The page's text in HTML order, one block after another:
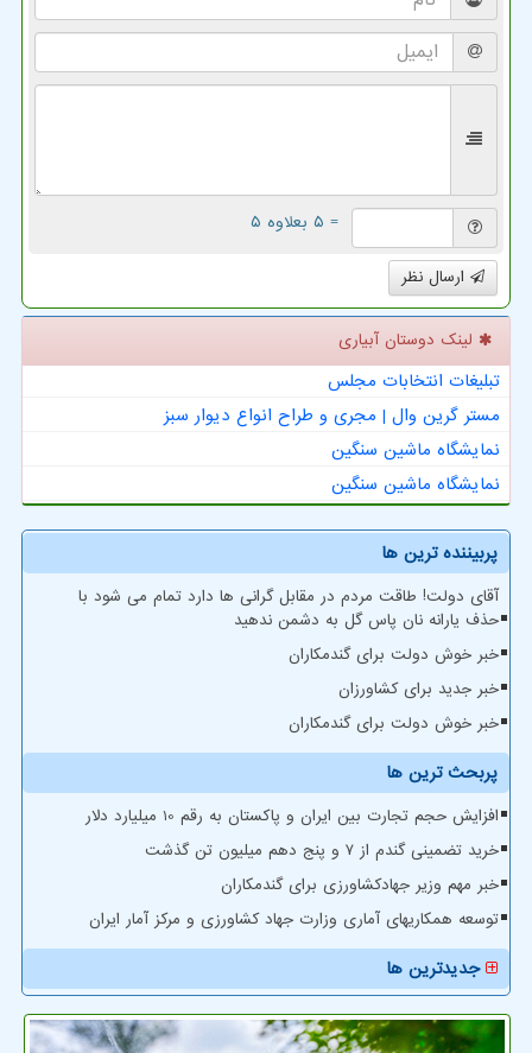
= ۵ بعلاوه ۵
ارسال نظر
لینک دوستان آبیاری
تبلیغات انتخابات مجلس
مستر گرین وال | مجری و طراح انواع دیوار سبز
نمایشگاه ماشین سنگین
نمایشگاه ماشین سنگین
پربیننده ترین ها
آقای دولت! طاقت مردم در مقابل گرانی ها دارد تمام می شود با
حذف یارانه نان پاس گل به دشمن ندهید
خبر خوش دولت برای گندمکاران
خبر جدید برای کشاورزان
خبر خوش دولت برای گندمکاران
پربحث ترین ها
افزایش حجم تجارت بین ایران و پاکستان به رقم 10 میلیارد دلار
خرید تضمینی گندم از ۷ و پنج دهم میلیون تن گذشت
خبر مهم وزیر جهادکشاورزی برای گندمکاران
توسعه همکاریهای آماری وزارت جهاد کشاورزی و مرکز آمار ایران
جدیدترین ها